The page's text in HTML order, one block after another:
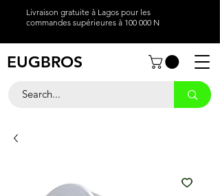
Livraison gratuite à Lagos pour les
commandes supérieures à 100 000 N
EUGBROS